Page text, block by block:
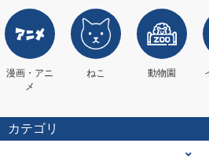
漫画・アニ
メ
ねこ 動物園
カテゴリ